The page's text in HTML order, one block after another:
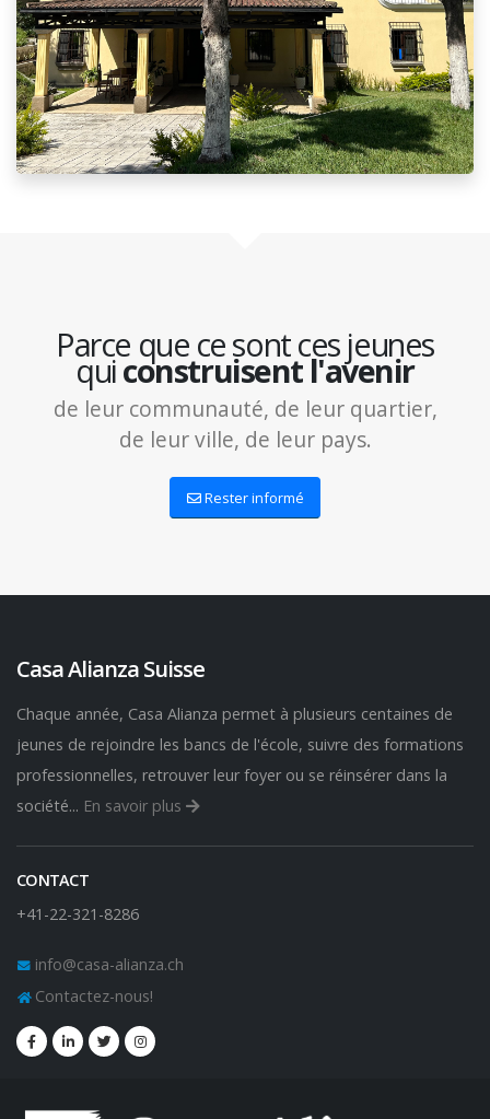
Parce que ce sont ces jeunes
quiconstruisent l'avenir
de leur communauté, de leur quartier,
de leur ville, de leur pays.
Rester informé
Casa Alianza Suisse
Chaque année, Casa Alianza permet à plusieurs centaines de
jeunes de rejoindre les bancs de l'école, suivre des formations
professionnelles, retrouver leur foyer ou se réinsérer dans la
société... En savoir plus
CONTACT
+41-22-321-8286
info@casa-alianza.ch
Contactez-nous!